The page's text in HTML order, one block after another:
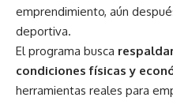
emprendimiento, aún
deportiva.
El programa busca
condiciones físicas y
herramientas reales para